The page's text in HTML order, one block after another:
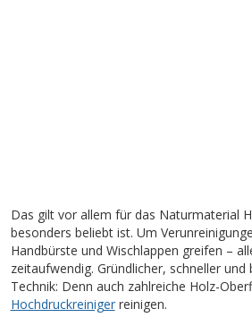
Das gilt vor allem für das Naturmaterial
besonders beliebt ist. Um
Handbürste und Wischlappen greifen –
zeitaufwendig. Gründlicher, schneller
Technik: Denn auch zahlreiche Holz-
Hochdruckreinigerreinigen.